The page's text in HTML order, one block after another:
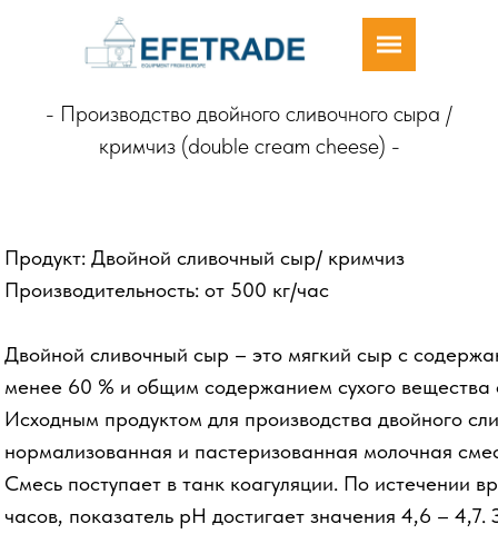
- Производство двойного сливочного сыра /
кримчиз (double cream cheese) -
Продукт: Двойной сливочный сыр/ кримчиз
Производительность: от 500 кг/час
Двойной сливочный сыр – это мягкий сыр с
менее 60 % и общим содержанием сухого вещества
Исходным продуктом для производства двойного
нормализованная и пастеризованная молочная
Смесь поступает в танк коагуляции. По истечении
часов, показатель рН достигает значения 4,6 –